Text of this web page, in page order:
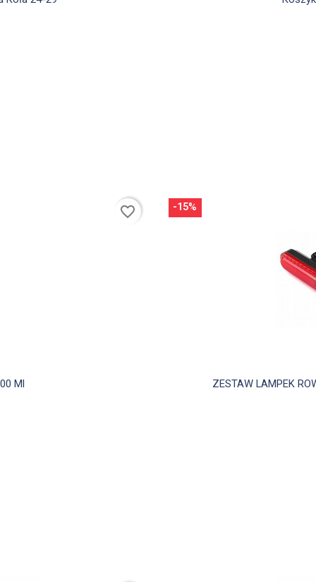
Ml
favorite_border
ZESTAW LAMPEK
-15%